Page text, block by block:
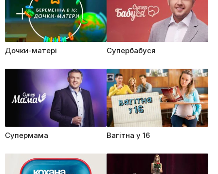
Дочки-матері Супербабуся
Супермама Вагітна у 16